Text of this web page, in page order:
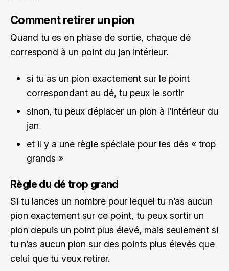
Comment retirer un pion
Quand tu es en phase de sortie, chaque dé
correspond à un point du jan intérieur.
si tu as un pion exactement sur le point
correspondant au dé, tu peux le sortir
sinon, tu peux déplacer un pion à l’intérieur du
jan
et il y a une règle spéciale pour les dés « trop
grands »
Règle du dé trop grand
Si tu lances un nombre pour lequel tu n’as aucun
pion exactement sur ce point, tu peux sortir un
pion depuis un point plus élevé, mais seulement si
tu n’as aucun pion sur des points plus élevés que
celui que tu veux retirer.